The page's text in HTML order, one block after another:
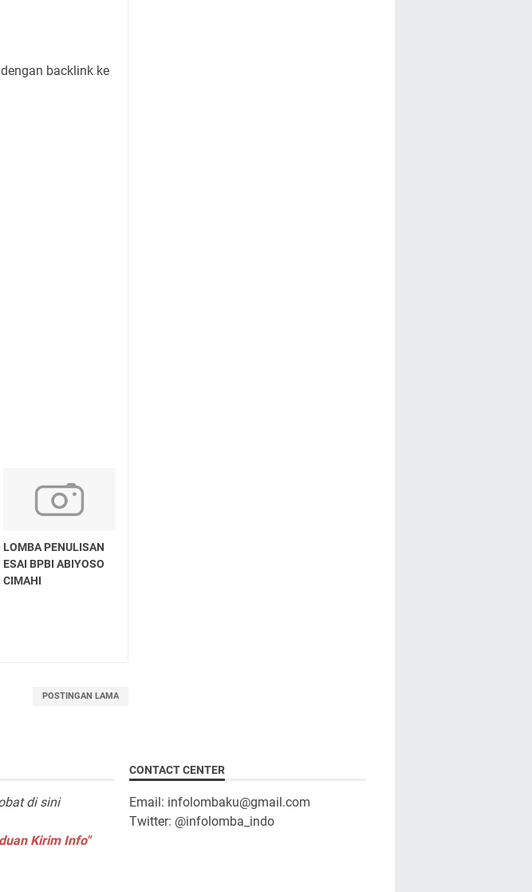
backlink ke
LOMBA PENULISAN
ESAI BPBI ABIYOSO
CIMAHI
POSTINGAN LAMA
di sini
Kirim Info"
CONTACT CENTER
Email: infolombaku@gmail.com
Twitter: @infolomba_indo